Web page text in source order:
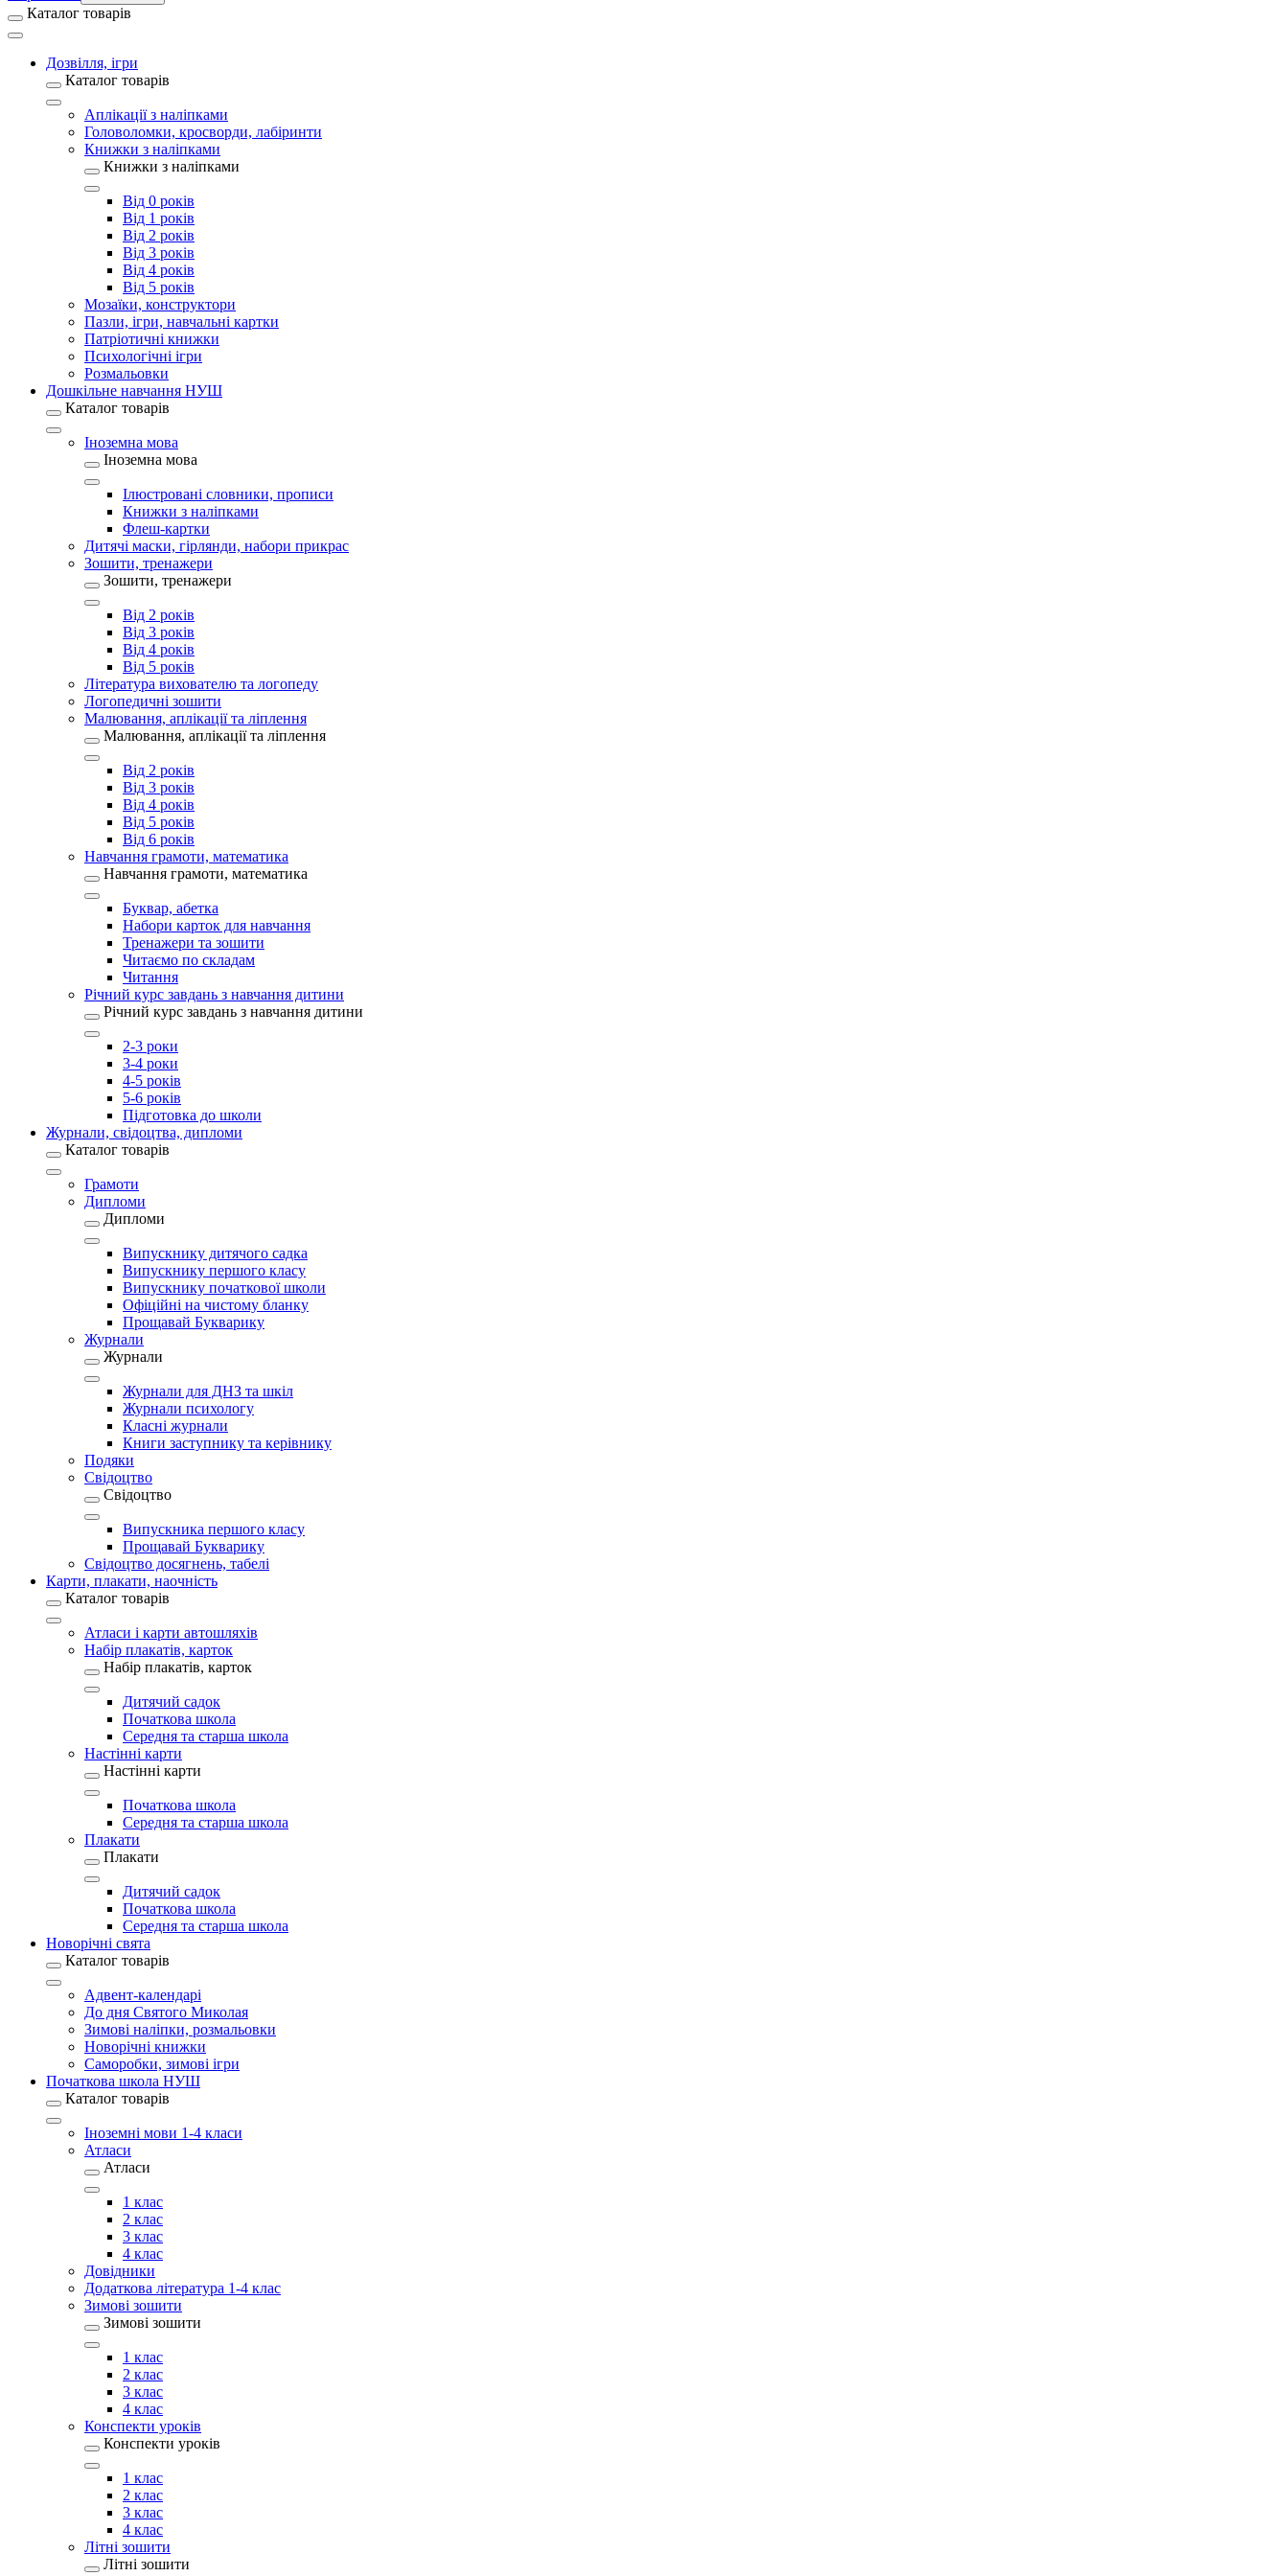
Каталог товарів
Дозвілля, ігри
Каталог товарів
Аплікації з наліпками
Головоломки, кросворди, лабіринти
Книжки з наліпками
Книжки з наліпками
Від 0 років
Від 1 років
Від 2 років
Від 3 років
Від 4 років
Від 5 років
Мозаїки, конструктори
Пазли, ігри, навчальні картки
Патріотичні книжки
Психологічні ігри
Розмальовки
Дошкільне навчання НУШ
Каталог товарів
Іноземна мова
Іноземна мова
Ілюстровані словники, прописи
Книжки з наліпками
Флеш-картки
Дитячі маски, гірлянди, набори прикрас
Зошити, тренажери
Зошити, тренажери
Від 2 років
Від 3 років
Від 4 років
Від 5 років
Література вихователю та логопеду
Логопедичні зошити
Малювання, аплікації та ліплення
Малювання, аплікації та ліплення
Від 2 років
Від 3 років
Від 4 років
Від 5 років
Від 6 років
Навчання грамоти, математика
Навчання грамоти, математика
Буквар, абетка
Набори карток для навчання
Тренажери та зошити
Читаємо по складам
Читання
Річний курс завдань з навчання дитини
Річний курс завдань з навчання дитини
2-3 роки
3-4 роки
4-5 років
5-6 років
Підготовка до школи
Журнали, свідоцтва, дипломи
Каталог товарів
Грамоти
Дипломи
Дипломи
Випускнику дитячого садка
Випускнику першого класу
Випускнику початкової школи
Офіційні на чистому бланку
Прощавай Букварику
Журнали
Журнали
Журнали для ДНЗ та шкіл
Журнали психологу
Класні журнали
Книги заступнику та керівнику
Подяки
Свідоцтво
Свідоцтво
Випускника першого класу
Прощавай Букварику
Свідоцтво досягнень, табелі
Карти, плакати, наочність
Каталог товарів
Атласи і карти автошляхів
Набір плакатів, карток
Набір плакатів, карток
Дитячий садок
Початкова школа
Середня та старша школа
Настінні карти
Настінні карти
Початкова школа
Середня та старша школа
Плакати
Плакати
Дитячий садок
Початкова школа
Середня та старша школа
Новорічні свята
Каталог товарів
Адвент-календарі
До дня Святого Миколая
Зимові наліпки, розмальовки
Новорічні книжки
Саморобки, зимові ігри
Початкова школа НУШ
Каталог товарів
Іноземні мови 1-4 класи
Атласи
Атласи
1 клас
2 клас
3 клас
4 клас
Довідники
Додаткова література 1-4 клас
Зимові зошити
Зимові зошити
1 клас
2 клас
3 клас
4 клас
Конспекти уроків
Конспекти уроків
1 клас
2 клас
3 клас
4 клас
Літні зошити
Літні зошити